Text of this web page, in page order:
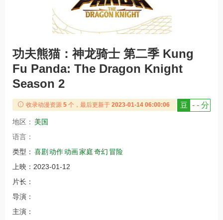
功夫熊猫：神龙骑士 第二季 Kung
Fu Panda: The Dragon Knight
Season 2
豆 - - 分
收录动漫资源 5 个，最后更新于 2023-01-14 06:00:06
地区： 美国
语言：
类型： 喜剧 动作动画家庭奇幻 冒险
上映： 2023-01-12
片长：
导演：
主演：